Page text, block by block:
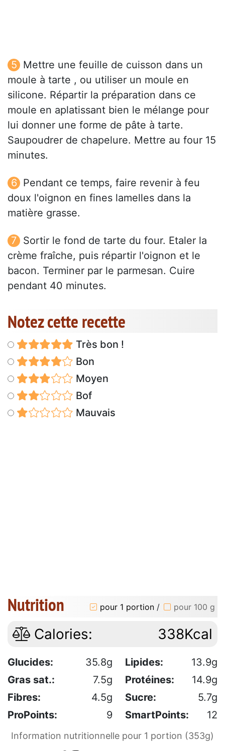
Mettre une feuille de cuisson dans un
moule à tarte , ou utiliser un moule en
silicone. Répartir la préparation dans ce
moule en aplatissant bien le mélange pour
lui donner une forme de pâte à tarte.
Saupoudrer de chapelure. Mettre au four 15
minutes.
Pendant ce temps, faire revenir à feu
doux l'oignon en fines lamelles dans la
matière grasse.
Sortir le fond de tarte du four. Etaler la
crème fraîche, puis répartir l'oignon et le
bacon. Terminer par le parmesan. Cuire
pendant 40 minutes.
Notez cette recette
Très bon !
Bon
Moyen
Bof
Mauvais
Nutrition pour 1 portion / pour 100 g
Calories: 338Kcal
Glucides: 35.8g Lipides:
13.9g
Gras sat.:
7.5g Protéines:
14.9g
Fibres:
4.5g Sucre:
5.7g
ProPoints:
9 SmartPoints: 12
Information nutritionnelle pour 1 portion (353g)